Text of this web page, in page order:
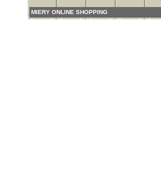
MIERY ONLINE SHOPPING